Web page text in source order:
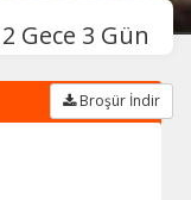
Gece 3 Gün
Broşür İndir